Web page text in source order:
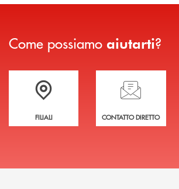
Come possiamo aiutarti?
Trova la filiale più vicina a te
FILIALI
Hai bisogno di
CONTATTO DIRETTO